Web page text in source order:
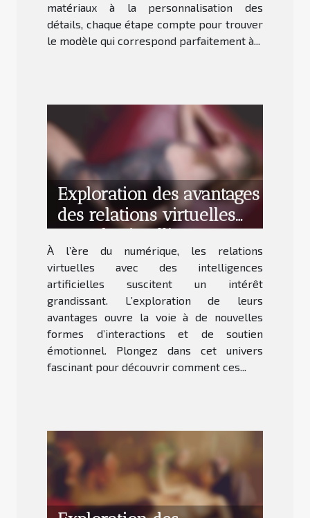
matériaux à la personnalisation des
détails, chaque étape compte pour trouver
le modèle qui correspond parfaitement à...
Exploration des avantages
des relations virtuelles
avec des intelligences
artificielles
À l’ère du numérique, les relations
virtuelles avec des intelligences
artificielles suscitent un intérêt
grandissant. L’exploration de leurs
avantages ouvre la voie à de nouvelles
formes d’interactions et de soutien
émotionnel. Plongez dans cet univers
fascinant pour découvrir comment ces...